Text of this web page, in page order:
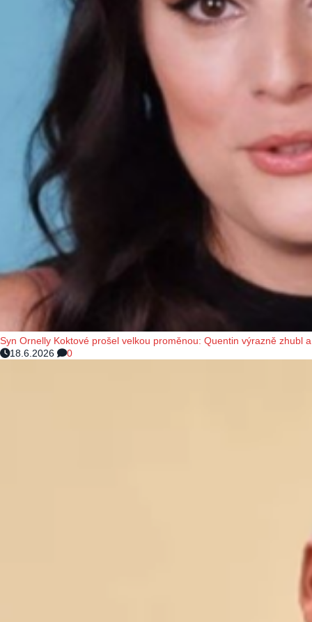
Syn Ornelly Koktové prošel velkou proměnou: Quentin výrazně zhubl
18.6.2026
0